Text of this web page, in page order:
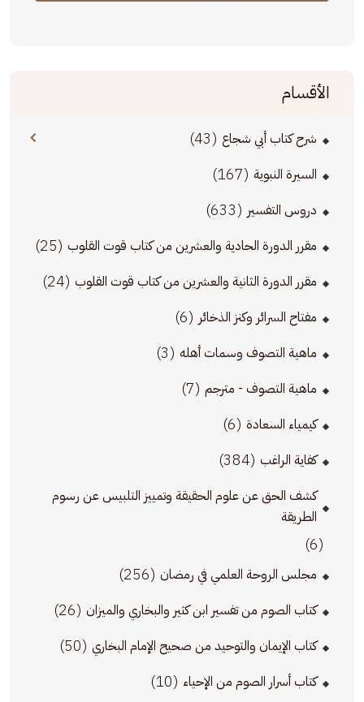
الأقسام
شرح كتاب أبي شجاع (43)
السيرة النبوية (167)
دروس التفسير (633)
مقرر الدورة الحادية والعشرين من كتاب قوت القلوب (25)
مقرر الدورة الثانية والعشرين من كتاب قوت القلوب (24)
مفتاح السرائر وكنز الذخائر (6)
ماهية التصوف وسمات أهله (3)
ماهية التصوف - مترجم (7)
كيمياء السعادة (6)
كفاية الراغب (384)
كشف الحق عن علوم الحقيقة وتمييز التلبيس عن رسوم
الطريقة
(6)
مجلس الروحة العلمي في رمضان (256)
كتاب الصوم من تفسير ابن كثير والبخاري والميزان (26)
كتاب الإيمان والتوحيد من صحيح الإمام البخاري (50)
كتاب أسرار الصوم من الإحياء (10)